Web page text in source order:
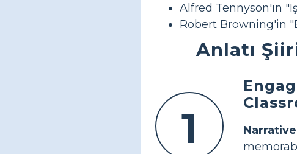
Alfred Tennyson'ın
Robert Browning'in
Anlatı
1